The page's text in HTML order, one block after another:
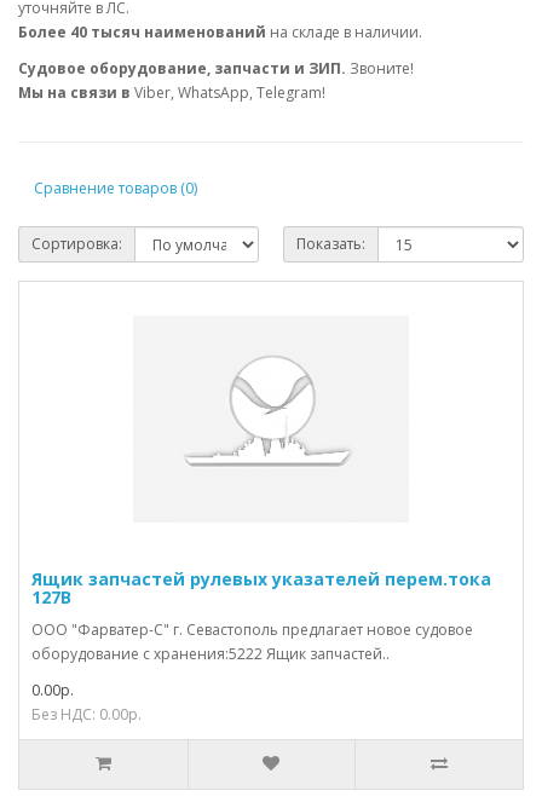
уточняйте в ЛС.
Более 40 тысяч наименований на складе в наличии.
Судовое оборудование, запчасти и ЗИП. Звоните!
Мы на связи в Viber, WhatsApp, Telegram!
Сравнение товаров (0)
Сортировка: Показать:
Ящик запчастей рулевых указателей перем.тока
127В
ООО "Фарватер-С" г. Севастополь предлагает новое судовое
оборудование с хранения:5222 Ящик запчастей..
0.00р.
Без НДС: 0.00р.